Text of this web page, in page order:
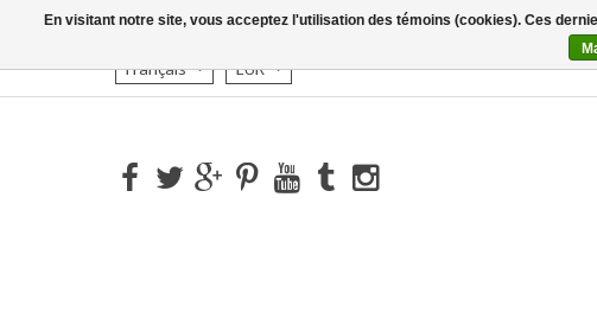
Français EUR
En visitant notre site, vous acceptez l'utilisation des témoins (cookies). Ces